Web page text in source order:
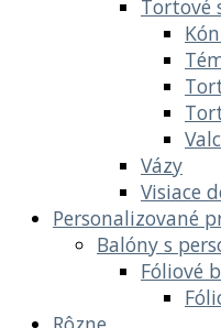
Tortové
Vázy
Visiace
Personalizované
Balóny s
Fóliové